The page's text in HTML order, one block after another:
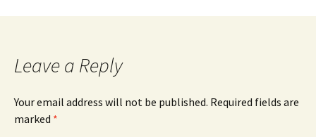
Leave a Reply
Your email address will not be published. Required fields are
marked *